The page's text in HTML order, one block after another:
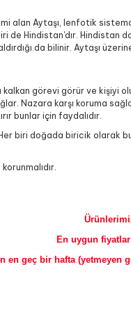
ismi alan Aytaşı, lenfotik
de Hindistan'dır. Hindistan
da bilinir. Aytaşı
görevi görür ve kişiyi
Nazara karşı koruma
bunlar için faydalıdır.
biri doğada biricik olarak
En uygun
en geç bir hafta (yetmeyen